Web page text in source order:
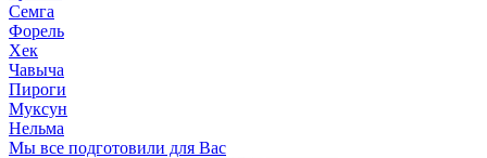
Семга
Форель
Хек
Чавыча
Пироги
Муксун
Нельма
Мы все подготовили для Вас